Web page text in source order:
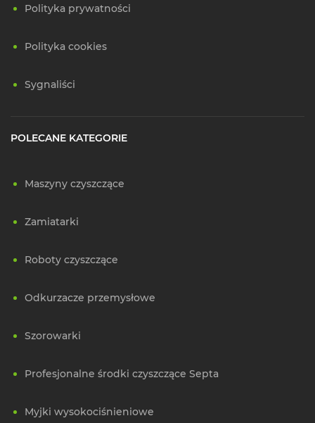
Polityka prywatności
Polityka cookies
Sygnaliści
POLECANE KATEGORIE
Maszyny czyszczące
Zamiatarki
Roboty czyszczące
Odkurzacze przemysłowe
Szorowarki
Profesjonalne środki czyszczące Septa
Myjki wysokociśnieniowe